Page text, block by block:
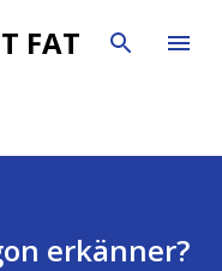
FAT
erkänner?